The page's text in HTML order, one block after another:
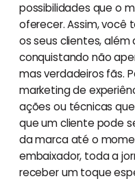
possibilidades que o
oferecer. Assim, você
os seus clientes,
conquistando não
mas verdadeiros fãs.
marketing de
ações ou técnicas
que um cliente pode
da marca até o
embaixador, toda a
receber um toque